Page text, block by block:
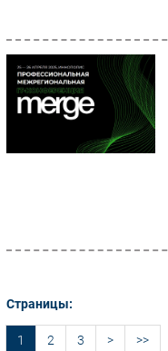
Страницы:
1 2 3 > >>